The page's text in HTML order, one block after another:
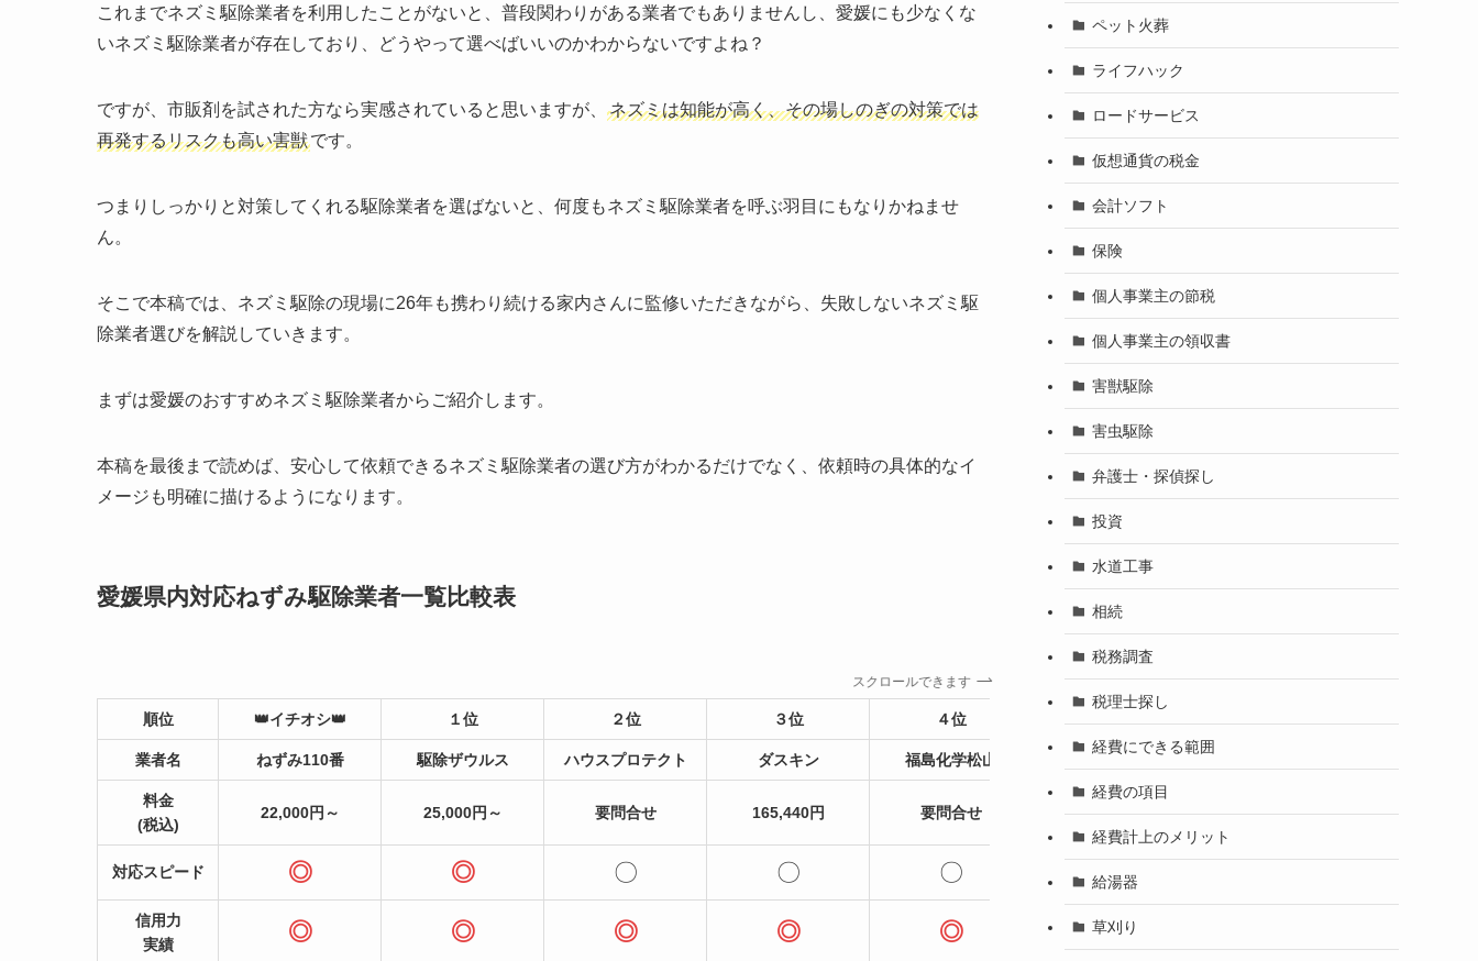
これまでネズミ駆除業者を利用したことがないと、普段関わりがある業者でもありませんし、愛媛にも少なくな
いネズミ駆除業者が存在しており、どうやって選べばいいのかわからないですよね？
ですが、市販剤を試された方なら実感されていると思いますが、
ネズミは知能が高く、その場しのぎの対策では
再発するリスクも高い害獣です。
つまりしっかりと対策してくれる駆除業者を選ばないと、何度もネズミ駆除業者を呼ぶ羽目にもなりかねませ
ん。
そこで本稿では、ネズミ駆除の現場に26年も携わり続ける家内さんに監修いただきながら、失敗しないネズミ駆
除業者選びを解説していきます。
まずは愛媛のおすすめネズミ駆除業者からご紹介します。
本稿を最後まで読めば、安心して依頼できるネズミ駆除業者の選び方がわかるだけでなく、依頼時の具体的なイ
メージも明確に描けるようになります。
愛媛県内対応ねずみ駆除業者一覧比較表
スクロールできます
順位 👑イチオシ👑 １位 ２位 ３位 ４位
業者名 ねずみ110番 駆除ザウルス ハウスプロテクト ダスキン 福島化学松山 門田害虫研究所
料金
(税込)
22,000円～ 25,000円～ 要問合せ 165,440円 要問合せ 8,000円～
対応スピード ◎ ◎ 〇 〇 〇 △
信用力
実績
◎ ◎ ◎ ◎ ◎ 〇
ペット火葬
ライフハック
ロードサービス
仮想通貨の税金
会計ソフト
保険
個人事業主の節税
個人事業主の領収書
害獣駆除
害虫駆除
弁護士・探偵探し
投資
水道工事
相続
税務調査
税理士探し
経費にできる範囲
経費の項目
経費計上のメリット
給湯器
草刈り